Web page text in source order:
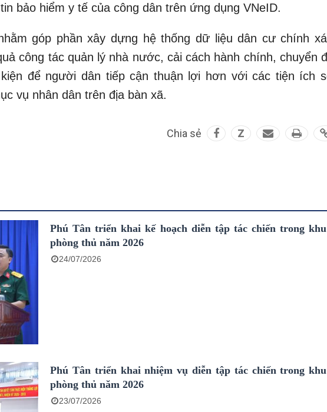
bảo hiểm y tế của công dân trên ứng dụng VNeID.
góp phần xây dựng hệ thống dữ liệu dân cư chính
công tác quản lý nhà nước, cải cách hành chính, chuyển
để người dân tiếp cận thuận lợi hơn với các tiện ích
vụ nhân dân trên địa bàn xã.
Chia sẻ Z
Phú Tân triển khai kế hoạch diễn tập tác chiến trong
phòng thủ năm 2026
24/07/2026
Phú Tân triển khai nhiệm vụ diễn tập tác chiến trong
phòng thủ năm 2026
23/07/2026